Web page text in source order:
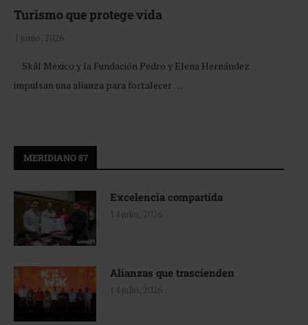
Turismo que protege vida
1 junio, 2026
Skål México y la Fundación Pedro y Elena Hernández
impulsan una alianza para fortalecer …
MERIDIANO 87
Excelencia compartida
14 julio, 2026
Alianzas que trascienden
14 julio, 2026